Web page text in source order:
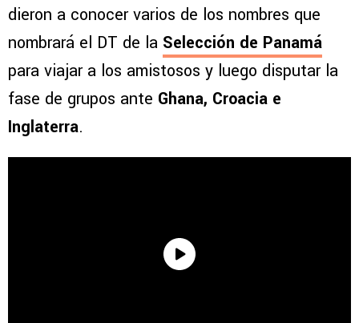
dieron a conocer varios de los nombres que
nombrará el DT de la Selección de Panamá
para viajar a los amistosos y luego disputar la
fase de grupos ante Ghana, Croacia e
Inglaterra.